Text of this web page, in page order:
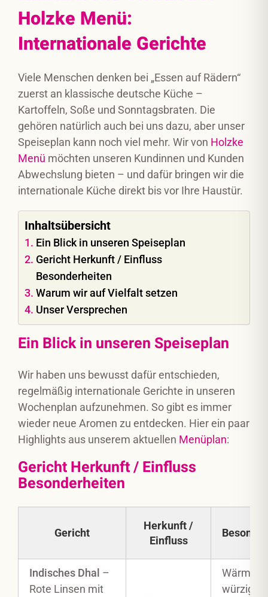
Holzke Menü:
Internationale Gerichte
Viele Menschen denken bei „Essen auf Rädern“
zuerst an klassische deutsche Küche –
Kartoffeln, Soße und Sonntagsbraten. Die
gehören natürlich auch bei uns dazu, aber unser
Speiseplan kann noch viel mehr. Wir von Holzke
Menü möchten unseren Kundinnen und Kunden
Abwechslung bieten – und dafür bringen wir die
internationale Küche direkt bis vor Ihre Haustür.
Inhaltsübersicht
Ein Blick in unseren Speiseplan
Gericht Herkunft / Einfluss
Besonderheiten
Warum wir auf Vielfalt setzen
Unser Versprechen
Ein Blick in unseren Speiseplan
Wir haben uns bewusst dafür entschieden,
regelmäßig internationale Gerichte in unseren
Wochenplan aufzunehmen. So gibt es immer
wieder neue Aromen zu entdecken. Hier ein paar
Highlights aus unserem aktuellen Menüplan:
Gericht Herkunft / Einfluss
Besonderheiten
Gericht
Herkunft /
Einfluss
Indisches Dhal –
Rote Linsen mit
würzig